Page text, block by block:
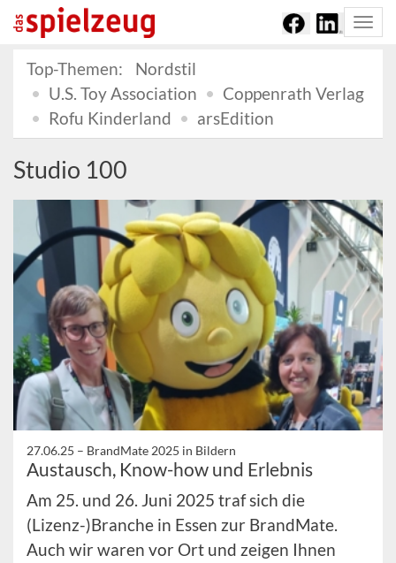
Top-Themen:
Nordstil
U.S. Toy Association
Coppenrath Verlag
Rofu Kinderland
arsEdition
Studio 100
27.06.25 – BrandMate 2025 in Bildern
Austausch, Know-how und Erlebnis
Am 25. und 26. Juni 2025 traf sich die
(Lizenz-)Branche in Essen zur BrandMate.
Auch wir waren vor Ort und zeigen Ihnen